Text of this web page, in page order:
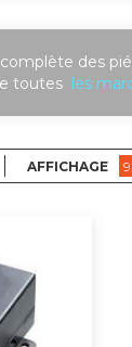
des
toutes les
AFFICHAGE 9